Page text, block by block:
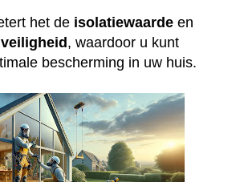
het de isolatiewaarde en
veiligheid , waardoor u kunt
bescherming in uw huis.